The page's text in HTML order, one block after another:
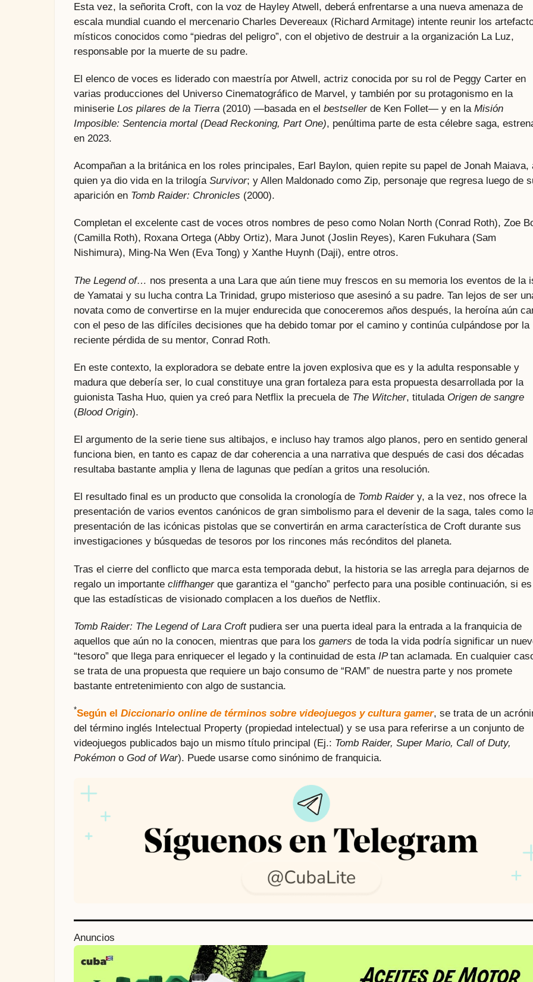
Esta vez, la señorita Croft, con la voz de Hayley Atwell, deberá enfrentarse a una nueva amenaza de
escala mundial cuando el mercenario Charles Devereaux (Richard Armitage) intente reunir los
místicos conocidos como “piedras del peligro”, con el objetivo de destruir a la organización La Luz,
responsable por la muerte de su padre.
El elenco de voces es liderado con maestría por Atwell, actriz conocida por su rol de Peggy Carter en
varias producciones del Universo Cinematográfico de Marvel, y también por su protagonismo en la
miniserie Los pilares de la Tierra (2010) —basada en el bestsellerde Ken Follet— y en la Misión
Imposible: Sentencia mortal (Dead Reckoning, Part One), penúltima parte de esta célebre saga,
en 2023.
Acompañan a la británica en los roles principales, Earl Baylon, quien repite su papel de Jonah Maiava,
quien ya dio vida en la trilogía Survivor; y Allen Maldonado como Zip, personaje que regresa luego de
aparición en Tomb Raider: Chronicles (2000).
Completan el excelente cast de voces otros nombres de peso como Nolan North (Conrad Roth), Zoe
(Camilla Roth), Roxana Ortega (Abby Ortiz), Mara Junot (Joslin Reyes), Karen Fukuhara (Sam
Nishimura), Ming-Na Wen (Eva Tong) y Xanthe Huynh (Daji), entre otros.
The Legend of… nos presenta a una Lara que aún tiene muy frescos en su memoria los eventos de la
de Yamatai y su lucha contra La Trinidad, grupo misterioso que asesinó a su padre. Tan lejos de ser
novata como de convertirse en la mujer endurecida que conoceremos años después, la heroína aún
con el peso de las difíciles decisiones que ha debido tomar por el camino y continúa culpándose por la
reciente pérdida de su mentor, Conrad Roth.
En este contexto, la exploradora se debate entre la joven explosiva que es y la adulta responsable y
madura que debería ser, lo cual constituye una gran fortaleza para esta propuesta desarrollada por la
guionista Tasha Huo, quien ya creó para Netflix la precuela de The Witcher, titulada Origen de sangre
(Blood Origin).
El argumento de la serie tiene sus altibajos, e incluso hay tramos algo planos, pero en sentido general
funciona bien, en tanto es capaz de dar coherencia a una narrativa que después de casi dos décadas
resultaba bastante amplia y llena de lagunas que pedían a gritos una resolución.
El resultado final es un producto que consolida la cronología de Tomb Raidery, a la vez, nos ofrece la
presentación de varios eventos canónicos de gran simbolismo para el devenir de la saga, tales como
presentación de las icónicas pistolas que se convertirán en arma característica de Croft durante sus
investigaciones y búsquedas de tesoros por los rincones más recónditos del planeta.
Tras el cierre del conflicto que marca esta temporada debut, la historia se las arregla para dejarnos de
regalo un importante cliffhangerque garantiza el “gancho” perfecto para una posible continuación, si es
que las estadísticas de visionado complacen a los dueños de Netflix.
Tomb Raider: The Legend of Lara Croftpudiera ser una puerta ideal para la entrada a la franquicia de
aquellos que aún no la conocen, mientras que para los gamers de toda la vida podría significar un
“tesoro” que llega para enriquecer el legado y la continuidad de esta IPtan aclamada. En cualquier
se trata de una propuesta que requiere un bajo consumo de “RAM” de nuestra parte y nos promete
bastante entretenimiento con algo de sustancia.
*Según el Diccionario online de términos sobre videojuegos y cultura gamer, se trata de un
del término inglés Intelectual Property (propiedad intelectual) y se usa para referirse a un conjunto de
videojuegos publicados bajo un mismo título principal (Ej.: Tomb Raider, Super Mario, Call of Duty,
Pokémon o God of War). Puede usarse como sinónimo de franquicia.
Anuncios
P
o